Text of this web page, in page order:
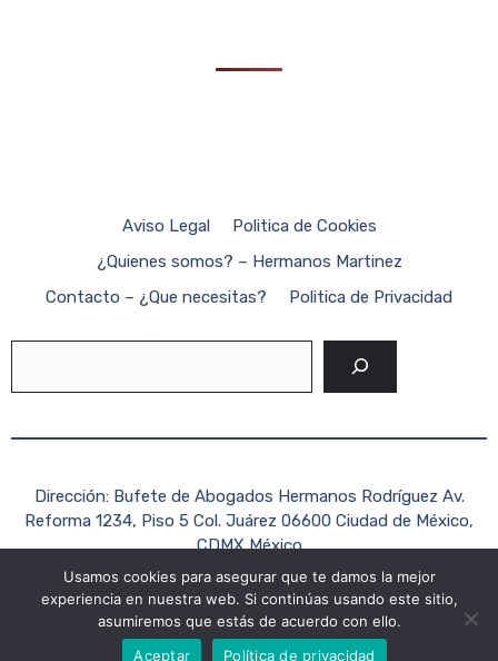
Aviso Legal
Politica de Cookies
¿Quienes somos? – Hermanos Martinez
Contacto – ¿Que necesitas?
Politica de Privacidad
Dirección: Bufete de Abogados Hermanos Rodríguez Av.
Reforma 1234, Piso 5 Col. Juárez 06600 Ciudad de México,
CDMX México
Teléfono: +52 (55) 1234-5678
Correo electrónico:contacto@hermanosrodriguezabogados.c
2026 Formato Mexico ©
Usamos cookies para asegurar que te damos la mejor
experiencia en nuestra web. Si continúas usando este sitio,
asumiremos que estás de acuerdo con ello.
Aceptar
Política de privacidad